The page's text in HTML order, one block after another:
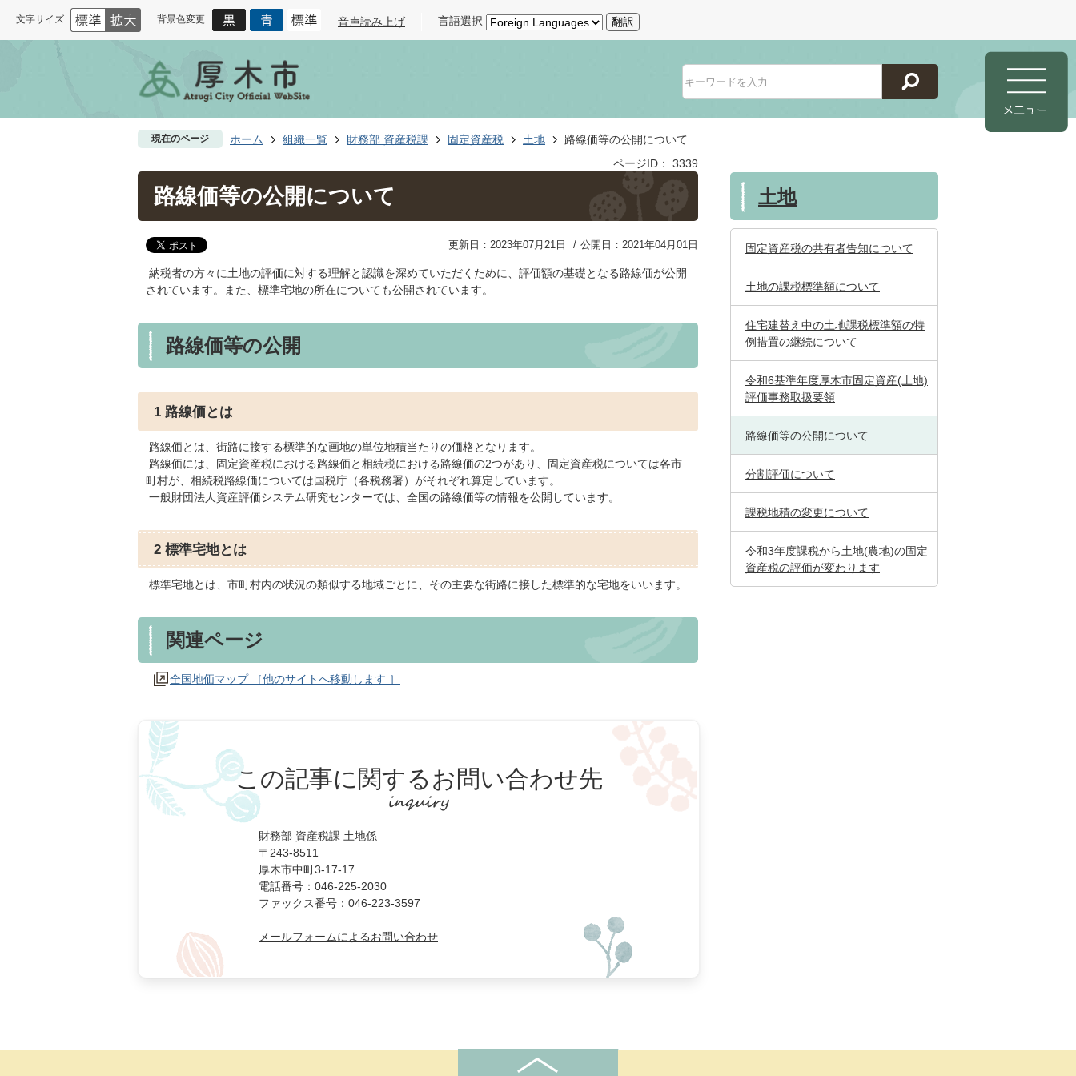
文字サイズ 背景色変更 音声読み上げ 言語選択 翻訳
現在のページ ホーム 組織一覧 財務部 資産税課 固定資産税 土地
路線価等の公開について
ページID：
3339
路線価等の公開について
更新日：2023年07月21日 公開日：2021年04月01日
納税者の方々に土地の評価に対する理解と認識を深めていただくために、評価額の基礎となる路線価が公開
されています。また、標準宅地の所在についても公開されています。
路線価等の公開
1 路線価とは
路線価とは、街路に接する標準的な画地の単位地積当たりの価格となります。
路線価には、固定資産税における路線価と相続税における路線価の2つがあり、固定資産税については各市
町村が、相続税路線価については国税庁（各税務署）がそれぞれ算定しています。
一般財団法人資産評価システム研究センターでは、全国の路線価等の情報を公開しています。
2 標準宅地とは
標準宅地とは、市町村内の状況の類似する地域ごとに、その主要な街路に接した標準的な宅地をいいます。
関連ページ
全国地価マップ ［他のサイトへ移動します ］
この記事に関するお問い合わせ先
財務部 資産税課 土地係
〒243-8511
厚木市中町3-17-17
電話番号：046-225-2030
ファックス番号：046-223-3597
メールフォームによるお問い合わせ
土地
固定資産税の共有者告知について
土地の課税標準額について
住宅建替え中の土地課税標準額の特
例措置の継続について
令和6基準年度厚木市固定資産(土地)
評価事務取扱要領
路線価等の公開について
分割評価について
課税地積の変更について
令和3年度課税から土地(農地)の固定
資産税の評価が変わります